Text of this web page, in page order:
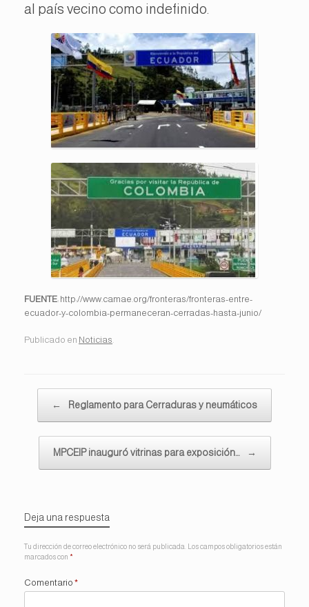
al país vecino como indefinido.
FUENTE: http://www.camae.org/fronteras/fronteras-entre-
ecuador-y-colombia-permaneceran-cerradas-hasta-junio/
Publicado en Noticias.
← Reglamento para Cerraduras y neumáticos
MPCEIP inauguró vitrinas para exposición… →
Deja una respuesta
Tu dirección de correo electrónico no será publicada.
Los campos obligatorios están
marcados con *
Comentario *